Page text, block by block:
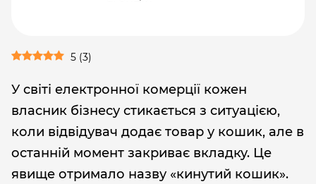
5 (3)
У світі електронної комерції кожен
власник бізнесу стикається з ситуацією,
коли відвідувач додає товар у кошик, але в
останній момент закриває вкладку. Це
явище отримало назву «кинутий кошик».